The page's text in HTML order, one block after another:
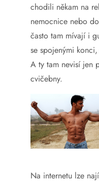
chodili někam na
nemocnice nebo
často tam mívají i
se spojenými
A ty tam nevisí jen
cvičebny.
Na internetu lze